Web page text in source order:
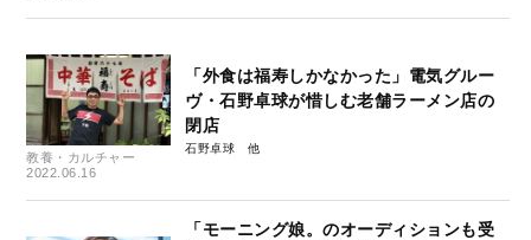
教養・カルチャー
2022.06.16
「外食は福寿しかなかった」電気グルー
ヴ・石野卓球が惜しむ老舗ラーメン店の
閉店
石野卓球
「モーニング娘。のオーディションも受